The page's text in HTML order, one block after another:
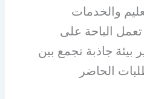
والخدمات
تعمل الباحة على
بيئة جاذبة تجمع بين
الحاضر